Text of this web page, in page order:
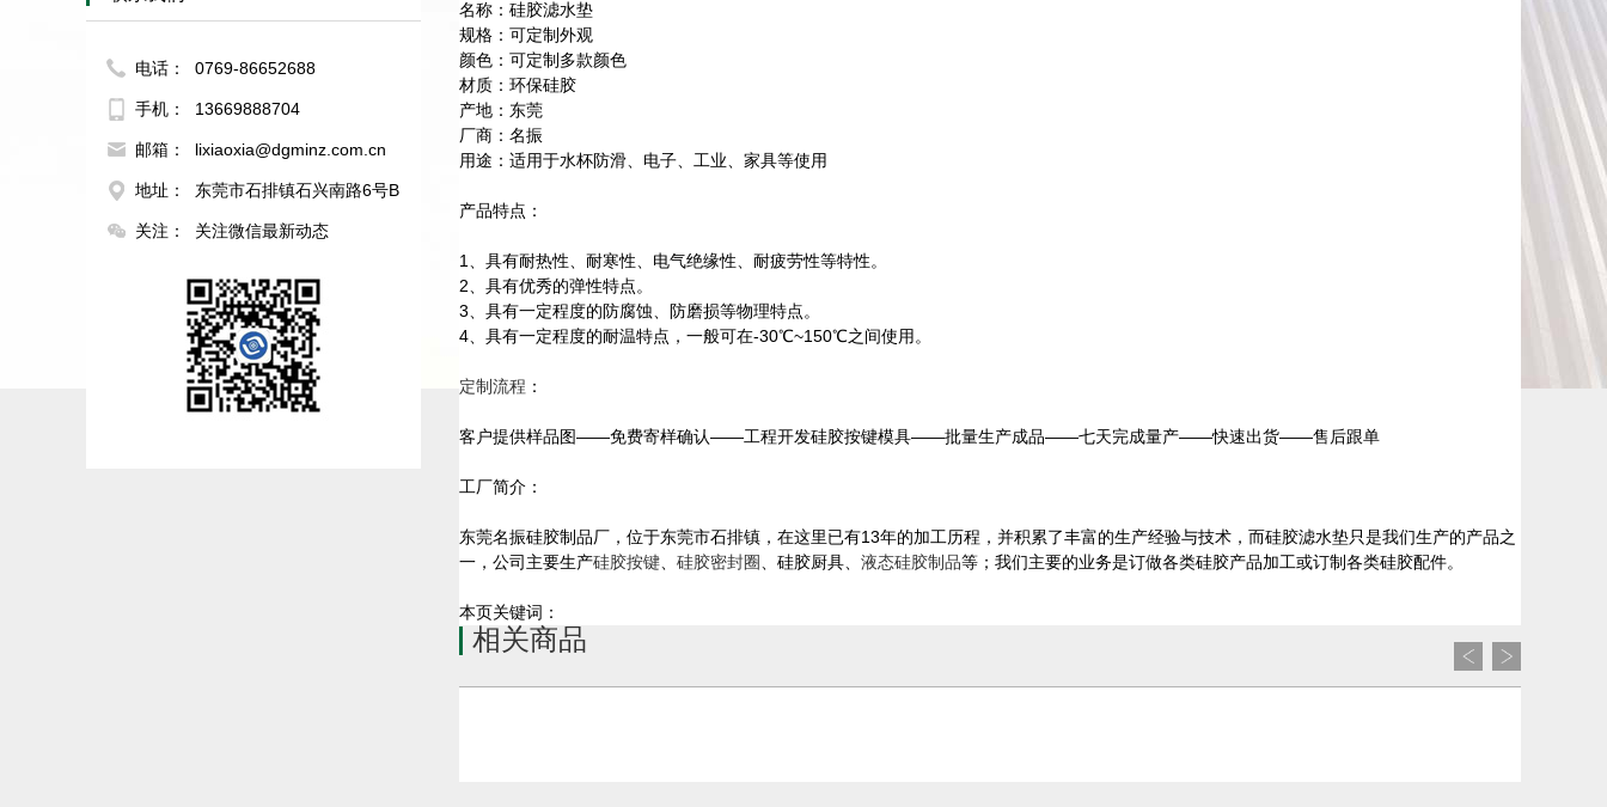
电话： 0769-86652688
手机： 13669888704
邮箱： lixiaoxia@dgminz.com.cn
地址： 东莞市石排镇石兴南路6号B
关注： 关注微信最新动态
名称：硅胶滤水垫
规格：可定制外观
颜色：可定制多款颜色
材质：环保硅胶
产地：东莞
厂商：名振
用途：适用于水杯防滑、电子、工业、家具等使用
产品特点：
1、具有耐热性、耐寒性、电气绝缘性、耐疲劳性等特性。
2、具有优秀的弹性特点。
3、具有一定程度的防腐蚀、防磨损等物理特点。
4、具有一定程度的耐温特点，一般可在-30℃~150℃之间使用。
定制流程 ：
客户提供样品图——免费寄样确认——工程开发硅胶按键模具——批量生产成品——七天完成量产——快速出货——售后跟单
工厂简介：
东莞名振硅胶制品厂，位于东莞市石排镇，在这里已有13年的加工历程，并积累了丰富的生产经验与技术，而硅胶滤水垫只是我们生产的产品之
一，公司主要生产硅胶按键 硅胶密封圈 、硅胶厨具、 液态硅胶制品等；我们主要的业务是订做各类硅胶产品加工或订制各类硅胶配件。
本页关键词：
相关商品